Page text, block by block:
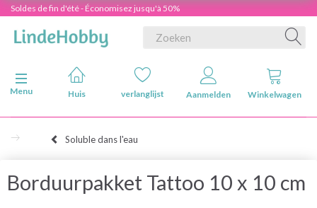
Soldes de fin d'été - Économisez jusqu'à 50%
Navigatie in-/uitschakelen
Menu
Huis verlanglijst Aanmelden Winkelwagen
Soluble dans l'eau
Borduurpakket Tattoo 10 x 10 cm